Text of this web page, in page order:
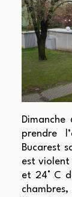
prendre
Bucarest
est violent
et 24° C